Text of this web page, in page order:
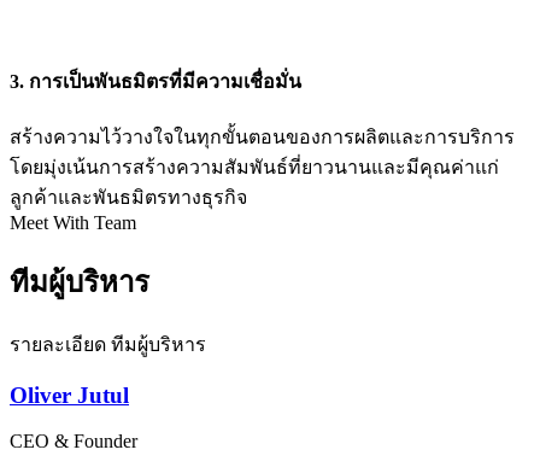
3. การเป็นพันธมิตรที่มีความเชื่อมั่น
สร้างความไว้วางใจในทุกขั้นตอนของการผลิตและการบริการ
โดยมุ่งเน้นการสร้างความสัมพันธ์ที่ยาวนานและมีคุณค่าแก่
ลูกค้าและพันธมิตรทางธุรกิจ
Meet With Team
ทีมผู้บริหาร
รายละเอียด ทีมผู้บริหาร
Oliver Jutul
CEO & Founder